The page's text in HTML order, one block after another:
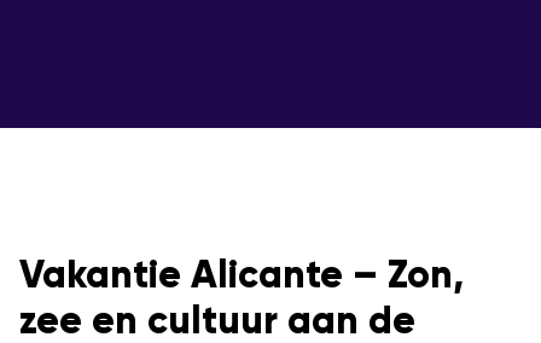
Vakantie Alicante – Zon,
zee en cultuur aan de